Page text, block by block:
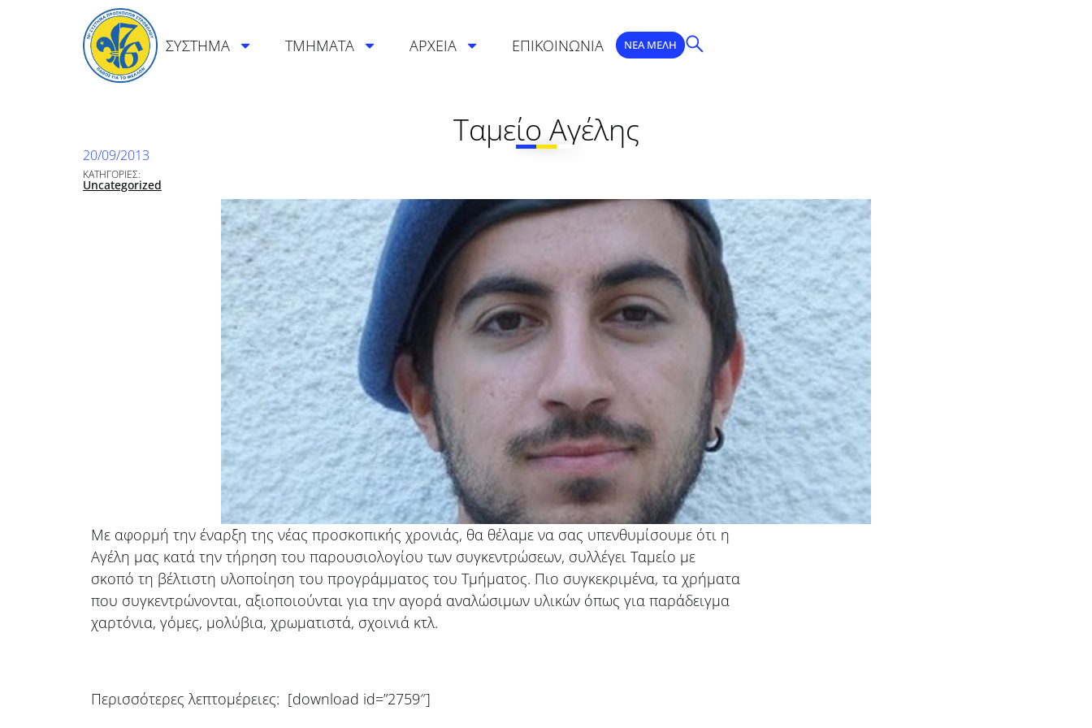
ΣΥΣΤΗΜΑ ΤΜΗΜΑΤΑ ΑΡΧΕΙΑ ΕΠΙΚΟΙΝΩΝΙΑ ΝΕΑ ΜΕΛΗ
Ταμείο Αγέλης
20/09/2013
ΚΑΤΗΓΟΡΙΕΣ:
Uncategorized
Με αφορμή την έναρξη της νέας προσκοπικής χρονιάς, θα θέλαμε να σας υπενθυμίσουμε ότι η
Αγέλη μας κατά την τήρηση του παρουσιολογίου των συγκεντρώσεων, συλλέγει Ταμείο με
σκοπό τη βέλτιστη υλοποίηση του προγράμματος του Τμήματος. Πιο συγκεκριμένα, τα χρήματα
που συγκεντρώνονται, αξιοποιούνται για την αγορά αναλώσιμων υλικών όπως για παράδειγμα
χαρτόνια, γόμες, μολύβια, χρωματιστά, σχοινιά κτλ.
Περισσότερες λεπτομέρειες: [download id=”2759″]